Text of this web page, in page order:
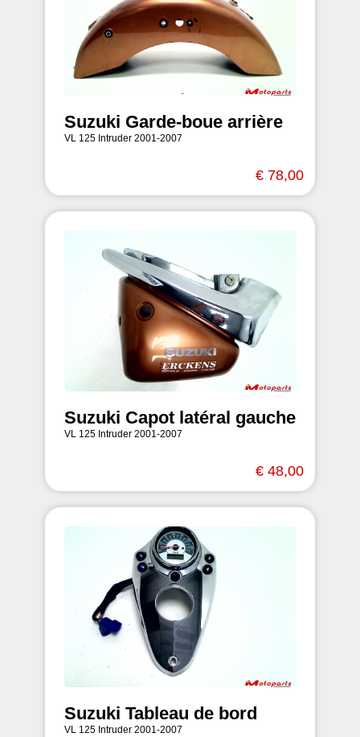
Suzuki Garde-boue arrière
VL 125 Intruder 2001-2007
€ 78,00
Suzuki Capot latéral gauche
VL 125 Intruder 2001-2007
€ 48,00
Suzuki Tableau de bord
VL 125 Intruder 2001-2007